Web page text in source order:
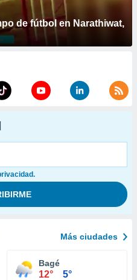
de fútbol en Narathiwat,
Más ciudades
Bagé
12° 5°